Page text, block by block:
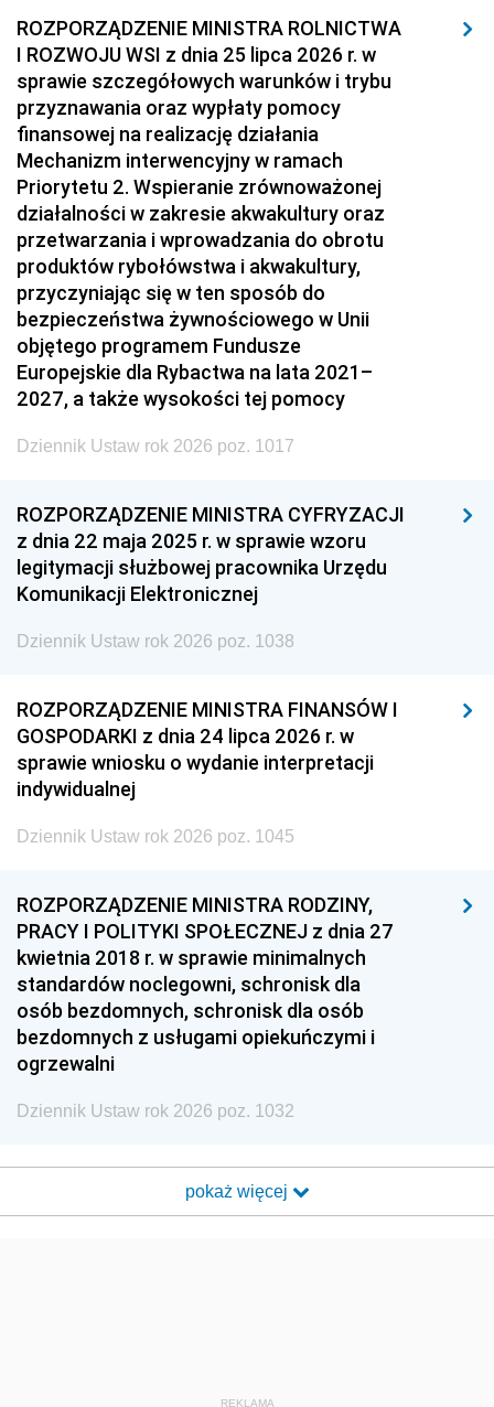
ROZPORZĄDZENIE MINISTRA ROLNICTWA
I ROZWOJU WSI z dnia 25 lipca 2026 r. w
sprawie szczegółowych warunków i trybu
przyznawania oraz wypłaty pomocy
finansowej na realizację działania
Mechanizm interwencyjny w ramach
Priorytetu 2. Wspieranie zrównoważonej
działalności w zakresie akwakultury oraz
przetwarzania i wprowadzania do obrotu
produktów rybołówstwa i akwakultury,
przyczyniając się w ten sposób do
bezpieczeństwa żywnościowego w Unii
objętego programem Fundusze
Europejskie dla Rybactwa na lata 2021–
2027, a także wysokości tej pomocy
Dziennik Ustaw rok 2026 poz. 1017
ROZPORZĄDZENIE MINISTRA CYFRYZACJI
z dnia 22 maja 2025 r. w sprawie wzoru
legitymacji służbowej pracownika Urzędu
Komunikacji Elektronicznej
Dziennik Ustaw rok 2026 poz. 1038
ROZPORZĄDZENIE MINISTRA FINANSÓW I
GOSPODARKI z dnia 24 lipca 2026 r. w
sprawie wniosku o wydanie interpretacji
indywidualnej
Dziennik Ustaw rok 2026 poz. 1045
ROZPORZĄDZENIE MINISTRA RODZINY,
PRACY I POLITYKI SPOŁECZNEJ z dnia 27
kwietnia 2018 r. w sprawie minimalnych
standardów noclegowni, schronisk dla
osób bezdomnych, schronisk dla osób
bezdomnych z usługami opiekuńczymi i
ogrzewalni
Dziennik Ustaw rok 2026 poz. 1032
pokaż więcej
REKLAMA